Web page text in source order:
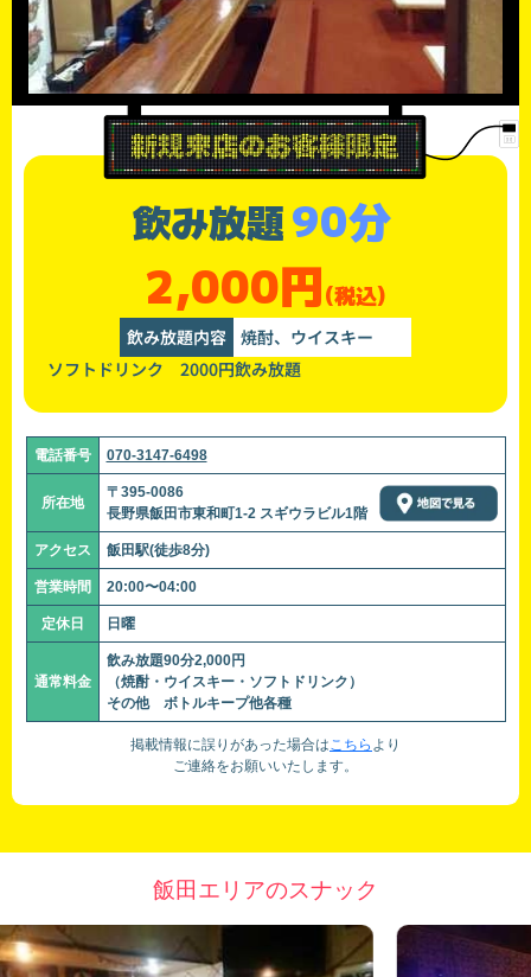
飲み放題90分
2,000円(税込)
飲み放題内容 焼酎、ウイスキー
ソフトドリンク 2000円飲み放題
電話番号 070-3147-6498
所在地
〒395-0086
長野県飯田市東和町1-2 スギウラビル1階
アクセス 飯田駅(徒歩8分)
営業時間 20:00〜04:00
定休日 日曜
通常料金
飲み放題90分2,000円
（焼酎・ウイスキー・ソフトドリンク）
その他 ボトルキープ他各種
掲載情報に誤りがあった場合はこちら より
ご連絡をお願いいたします。
飯田エリアのスナック